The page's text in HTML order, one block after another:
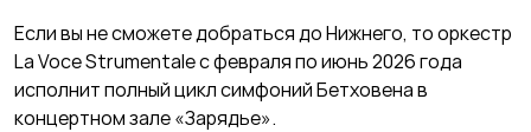
Если вы не сможете добраться до Нижнего, то оркестр
La Voce Strumentale с февраля по июнь 2026 года
исполнит полный цикл симфоний Бетховена в
концертном зале «Зарядье».